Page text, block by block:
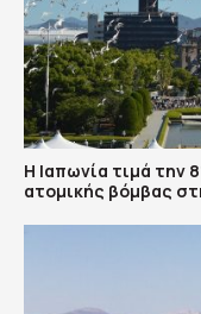
Η Ιαπωνία τιμά την
ατομικής βόμβας